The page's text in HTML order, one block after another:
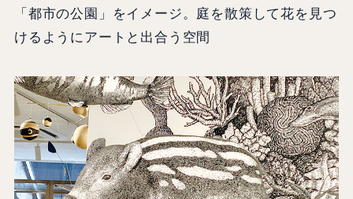
「都市の公園」をイメージ。庭を散策して花を見つ
けるようにアートと出合う空間